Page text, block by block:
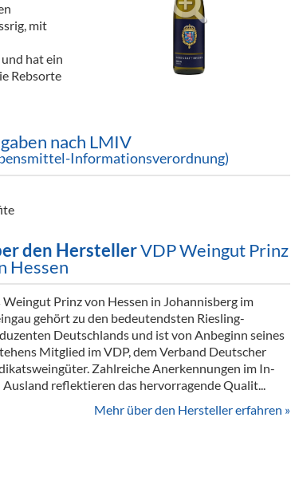
mit
hat ein
Rebsorte
nach LMIV
Informationsverordnung)
den HerstellerVDP Weingut Prinz
Hessen
Weingut Prinz von Hessen in Johannisberg im
gehört zu den bedeutendsten Riesling-
Deutschlands und ist von Anbeginn seines
Mitglied im VDP, dem Verband Deutscher
Zahlreiche Anerkennungen im In-
Ausland reflektieren das hervorragende Qualit...
Mehr über den Hersteller erfahren »